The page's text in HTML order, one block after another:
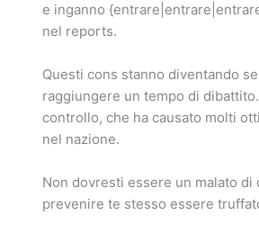
e inganno
nel reports.
Questi cons stanno diventando
raggiungere un tempo di
controllo, che ha causato molti
nel nazione.
Non dovresti essere un malato
prevenire te stesso essere